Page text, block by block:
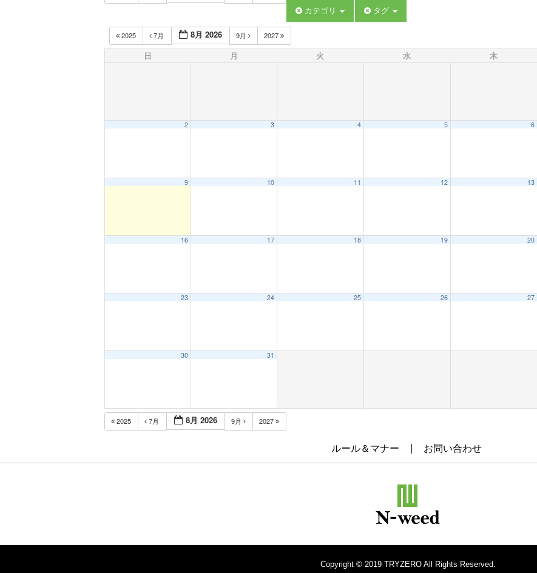
カテゴリ タグ
2025 7月 8月 2026 9月 2027
日 月 火 水 木
2 3 4 5 6
9 10 11 12 13
16 17 18 19 20
23 24 25 26 27
30 31
2025 7月 8月 2026 9月 2027
ルール＆マナー お問い合わせ
Copyright © 2019 TRYZERO All Rights Reserved.